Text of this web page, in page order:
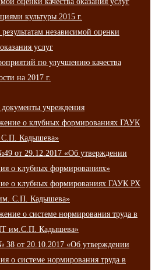
культуры 2015 г.
независимой оценки
услуг
по улучшению качества
на 2017 г.
учреждения
о клубных формированиях ГАУК
Кадышева»
от 29.12.2017 «Об утверждении
о клубных формированиях»
о клубных формированиях ГАУК РХ
С.П. Кадышева»
о системе нормирования труда в
им.С.П. Кадышева»
38 от 20.10.2017 «Об утверждении
о системе нормирования труда в